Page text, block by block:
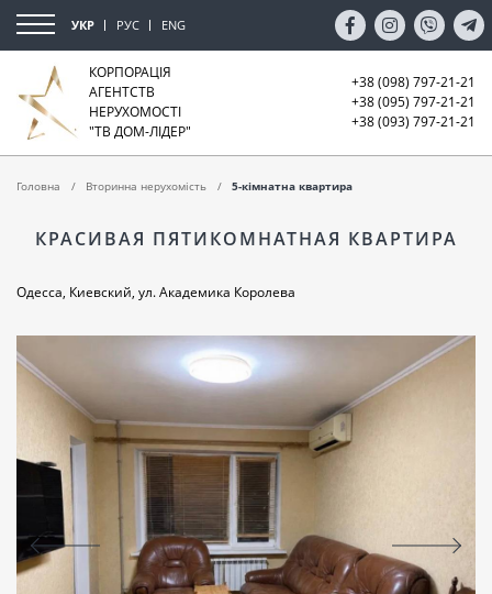
УКР РУС ENG
КОРПОРАЦІЯ
АГЕНТСТВ
НЕРУХОМОСТІ
"ТВ ДОМ-ЛІДЕР"
+38 (098) 797-21-21
+38 (095) 797-21-21
+38 (093) 797-21-21
Головна Вторинна нерухомість 5-кімнатна квартира
КРАСИВАЯ ПЯТИКОМНАТНАЯ КВАРТИРА
Одесса, Киевский, ул. Академика Королева